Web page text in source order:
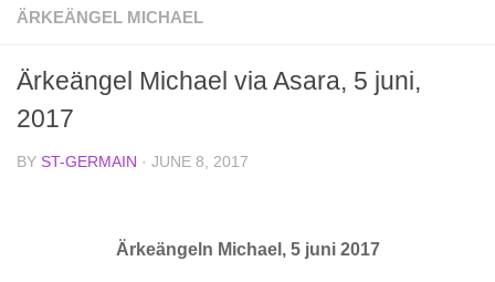
ÄRKEÄNGEL MICHAEL
Ärkeängel Michael via Asara, 5 juni,
2017
BY ST-GERMAIN · JUNE 8, 2017
Ärkeängeln Michael, 5 juni 2017